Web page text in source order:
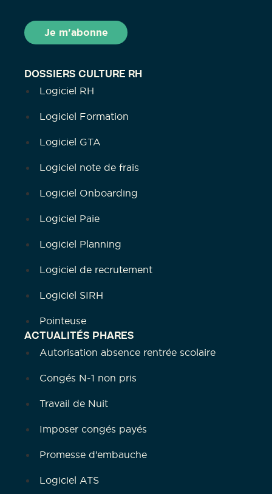
DOSSIERS CULTURE RH
Logiciel RH
Logiciel Formation
Logiciel GTA
Logiciel note de frais
Logiciel Onboarding
Logiciel Paie
Logiciel Planning
Logiciel de recrutement
Logiciel SIRH
Pointeuse
ACTUALITÉS PHARES
Autorisation absence rentrée scolaire
Congés N-1 non pris
Travail de Nuit
Imposer congés payés
Promesse d’embauche
Logiciel ATS